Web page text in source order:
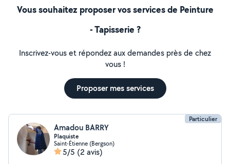
Vous souhaitez proposer vos services de Peinture
- Tapisserie ?
Inscrivez-vous et répondez aux demandes près de chez
vous !
Proposer mes services
Particulier
Amadou BARRY
Plaquiste
Saint-Étienne (Bergson)
5/5 (2 avis)